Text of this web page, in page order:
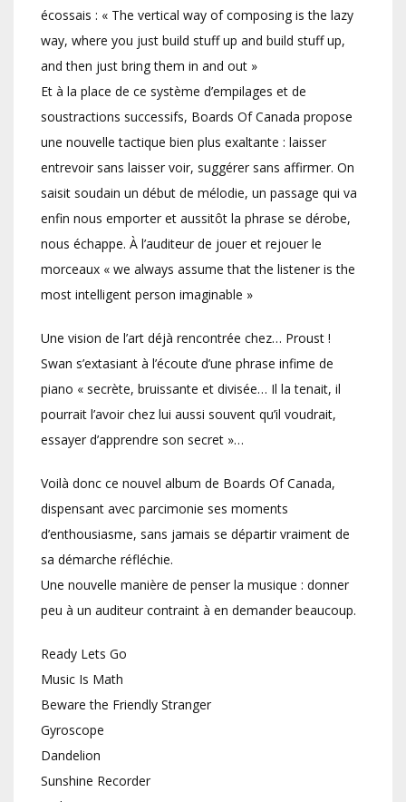
écossais : « The vertical way of composing is the lazy
way, where you just build stuff up and build stuff up,
and then just bring them in and out »
Et à la place de ce système d’empilages et de
soustractions successifs, Boards Of Canada propose
une nouvelle tactique bien plus exaltante : laisser
entrevoir sans laisser voir, suggérer sans affirmer. On
saisit soudain un début de mélodie, un passage qui va
enfin nous emporter et aussitôt la phrase se dérobe,
nous échappe. À l’auditeur de jouer et rejouer le
morceaux « we always assume that the listener is the
most intelligent person imaginable »
Une vision de l’art déjà rencontrée chez… Proust !
Swan s’extasiant à l’écoute d’une phrase infime de
piano « secrète, bruissante et divisée… Il la tenait, il
pourrait l’avoir chez lui aussi souvent qu’il voudrait,
essayer d’apprendre son secret »…
Voilà donc ce nouvel album de Boards Of Canada,
dispensant avec parcimonie ses moments
d’enthousiasme, sans jamais se départir vraiment de
sa démarche réfléchie.
Une nouvelle manière de penser la musique : donner
peu à un auditeur contraint à en demander beaucoup.
Ready Lets Go
Music Is Math
Beware the Friendly Stranger
Gyroscope
Dandelion
Sunshine Recorder